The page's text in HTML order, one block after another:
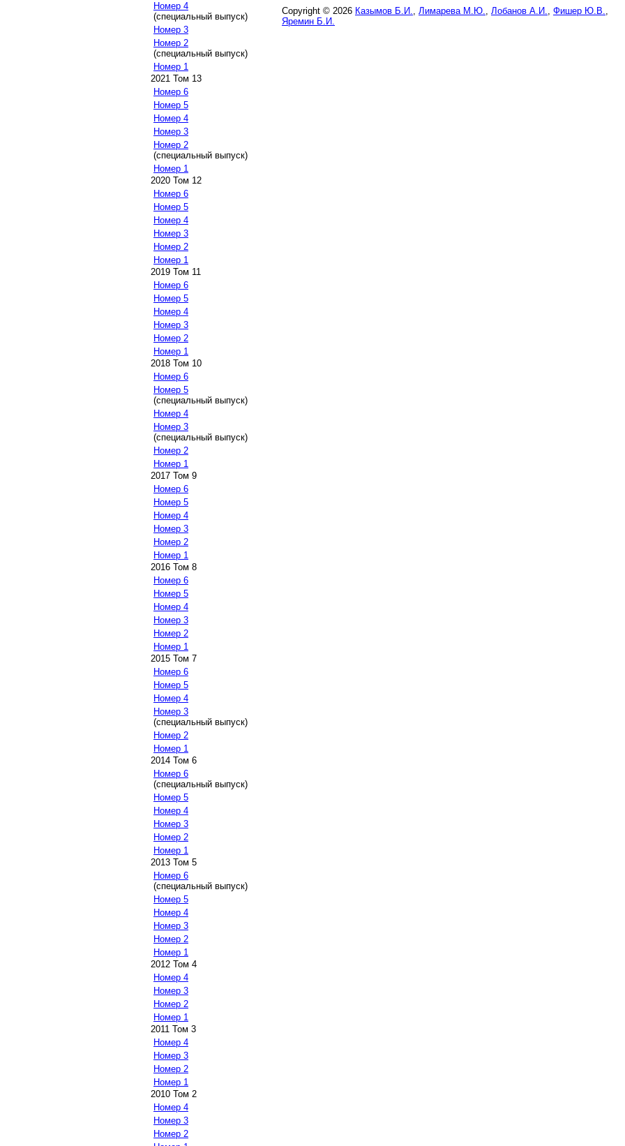
Номер 4
(специальный выпуск)
Номер 3
Номер 2
(специальный выпуск)
Номер 1
2021 Том 13
Номер 6
Номер 5
Номер 4
Номер 3
Номер 2
(специальный выпуск)
Номер 1
2020 Том 12
Номер 6
Номер 5
Номер 4
Номер 3
Номер 2
Номер 1
2019 Том 11
Номер 6
Номер 5
Номер 4
Номер 3
Номер 2
Номер 1
2018 Том 10
Номер 6
Номер 5
(специальный выпуск)
Номер 4
Номер 3
(специальный выпуск)
Номер 2
Номер 1
2017 Том 9
Номер 6
Номер 5
Номер 4
Номер 3
Номер 2
Номер 1
2016 Том 8
Номер 6
Номер 5
Номер 4
Номер 3
Номер 2
Номер 1
2015 Том 7
Номер 6
Номер 5
Номер 4
Номер 3
(специальный выпуск)
Номер 2
Номер 1
2014 Том 6
Номер 6
(специальный выпуск)
Номер 5
Номер 4
Номер 3
Номер 2
Номер 1
2013 Том 5
Номер 6
(специальный выпуск)
Номер 5
Номер 4
Номер 3
Номер 2
Номер 1
2012 Том 4
Номер 4
Номер 3
Номер 2
Номер 1
2011 Том 3
Номер 4
Номер 3
Номер 2
Номер 1
2010 Том 2
Номер 4
Номер 3
Номер 2
Copyright © 2026 Казымов Б.И. Лимарева М.Ю. Лобанов А.И. Фишер Ю.В.
Яремин Б.И.